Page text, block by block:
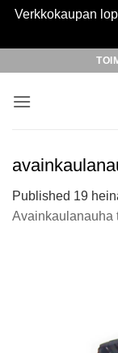
Verkkokaupan
content
Published 19
Avainkaulanauha